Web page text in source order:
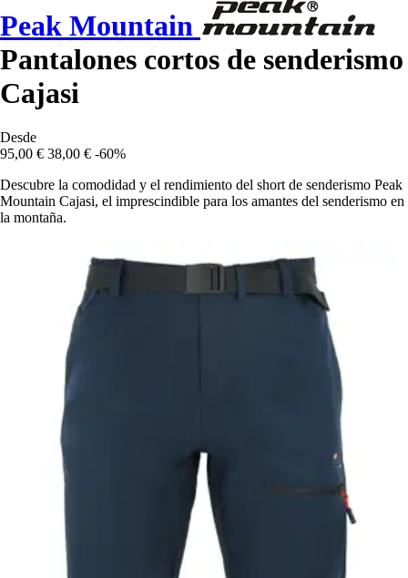
Peak Mountain
Pantalones cortos de senderismo
Cajasi
Desde
95,00 € 38,00 € -60%
Descubre la comodidad y el rendimiento del short de senderismo Peak
Mountain Cajasi, el imprescindible para los amantes del senderismo en
la montaña.